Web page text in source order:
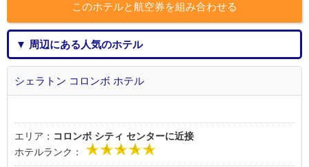
このホテルと航空券を組み合わせる
▼ 周辺にある人気のホテル
シェラトン コロンボ ホテル
エリア： コロンボ シティ センターに近接
ホテルランク：